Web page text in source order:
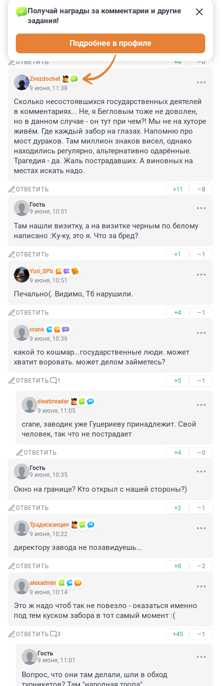
Гость
9 июня, 12:28
Такое чувство, что «женщин, попавших под забор»
слишком долго никто не искал, пока тушили пожар.
ОТВЕТИТЬ +4 –0
Zvezdochet
Получай награды за комментарии и другие
задания!
Подробнее в профиле
9 июня, 11:38
Сколько несостоявшихся государственных деятелей
в комментариях... Не, я Бегловым тоже не доволен,
но в данном случае - он тут при чем?! Мы не на хуторе
живём. Где каждый забор на глазах. Напомню про
мост дураков. Там миллион знаков висел, однако
находились регулярно, альтернативно одарённые.
Трагедия - да. Жаль пострадавших. А виновных на
местах искать надо.
ОТВЕТИТЬ +11 –8
Гость
9 июня, 10:51
Там нашли визитку, а на визитке черным по белому
написано :Ку-ку, это я. Что за бред?
ОТВЕТИТЬ +1 –1
Yuri_SPb
9 июня, 10:51
Печально(. Видимо, Тб нарушили.
ОТВЕТИТЬ +4 –1
crane
9 июня, 10:36
какой то кошмар...государственные люди. может
хватит воровать. может делом займетесь?
ОТВЕТИТЬ 1 +5 –1
dearbreader
9 июня, 11:05
crane, заводик уже Гуцериеву принадлежит. Свой
человек, так что не пострадает
ОТВЕТИТЬ +4 –0
Гость
9 июня, 10:35
Окно на границе? Кто открыл с нашей стороны?)
ОТВЕТИТЬ +2 –1
Традесканция
9 июня, 10:22
директору завода не позавидуешь...
ОТВЕТИТЬ +8 –2
alexadmin
9 июня, 10:14
Это ж надо чтоб так не повезло - оказаться именно
под тем куском забора в тот самый момент :(
ОТВЕТИТЬ 3 +45 –1
Гость
9 июня, 11:01
Вопрос, что они там делали, шли в обход